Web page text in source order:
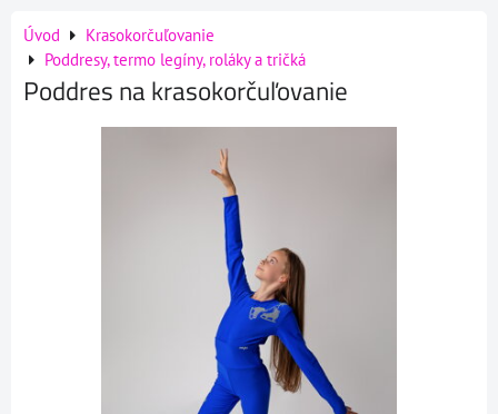
Úvod
Krasokorčuľovanie
Poddresy, termo legíny, roláky a tričká
Poddres na krasokorčuľovanie